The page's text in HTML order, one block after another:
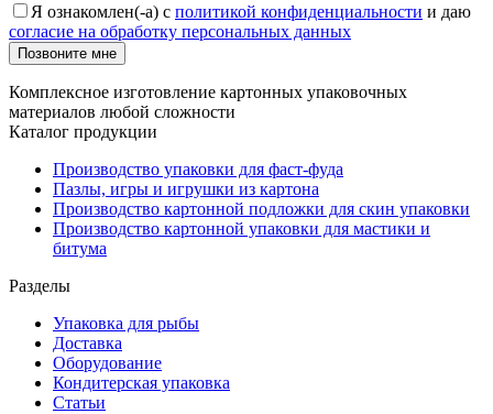
Я ознакомлен(-а) с политикой конфиденциальности и даю
согласие на обработку персональных данных
Позвоните мне
Комплексное изготовление картонных упаковочных
материалов любой сложности
Каталог продукции
Производство упаковки для фаст-фуда
Пазлы, игры и игрушки из картона
Производство картонной подложки для скин упаковки
Производство картонной упаковки для мастики и
битума
Разделы
Упаковка для рыбы
Доставка
Оборудование
Кондитерская упаковка
Статьи